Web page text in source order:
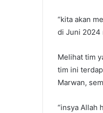
“kita akan
di Juni 2024
Melihat tim
tim ini
Marwan,
“insya Allah